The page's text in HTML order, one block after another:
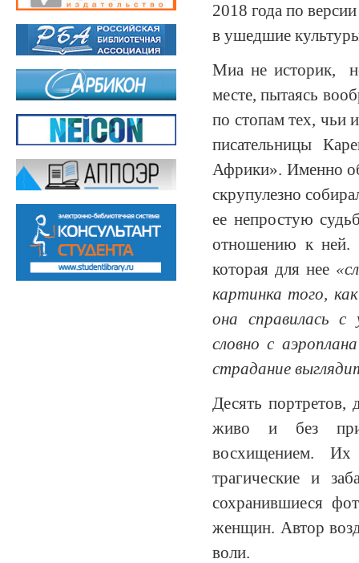
2018 года по
в ушедшие
Миа не историк,
месте, пытаясь
по стопам тех, чьи
писательницы
Африки». Именно
скрупулезно
ее непростую
отношению к ней.
которая для нее
картинка того,
она справилась
словно с
страдание
Десять портретов,
живо и без
восхищением.
трагические и
сохранившиеся
женщин. Автор
воли.